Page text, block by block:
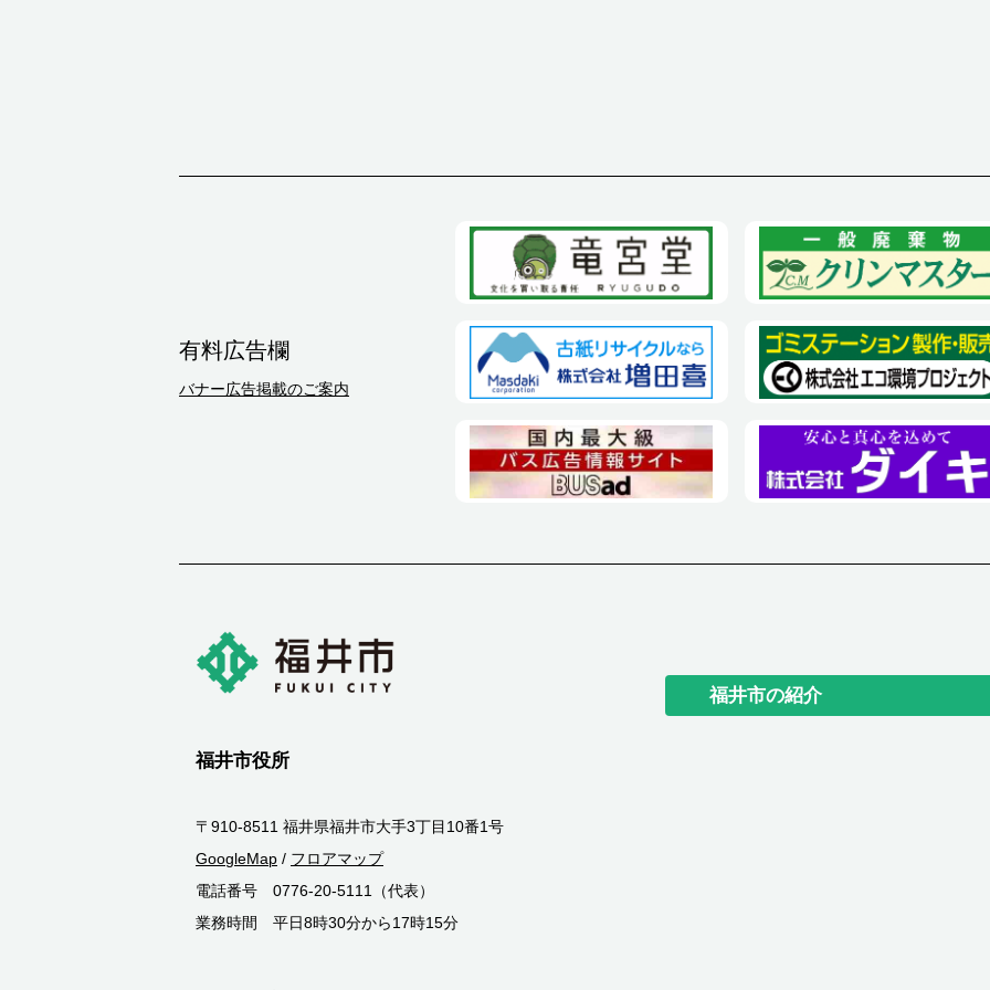
有料広告欄
バナー広告掲載のご案内
福井市役所
〒910-8511 福井県福井市大手3丁目10番1号
GoogleMap / フロアマップ
電話番号 0776-20-5111（代表）
業務時間 平日8時30分から17時15分
福井市の紹介